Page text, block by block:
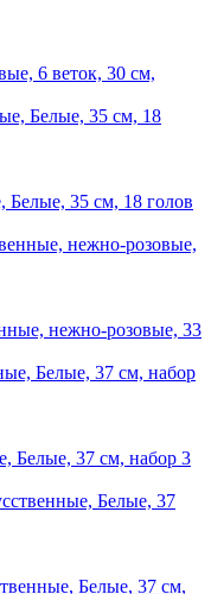
6 веток, 30 см,
35 см, 18 голов
нежно-розовые, 33
Белые, 37 см, набор 3
Белые, 37 см,